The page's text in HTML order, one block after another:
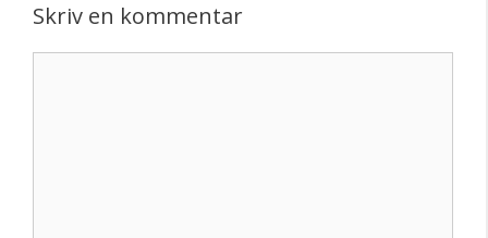
Skriv en kommentar